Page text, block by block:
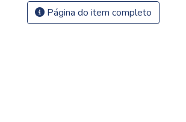
Página do item completo